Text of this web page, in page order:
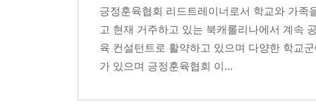
5장 해결책에 초점두기
문제해결 4단계 / 선택 돌림판 / 문제해결 테이블
6장 브레인스토밍과 역할극 초점두기
브레인스토밍 / 역할극 / 브레인스토밍과 역할극 :
긍정훈육협회 리드트레이너로서 학교와 가족
고 현재 거주하고 있는 북캐롤리나에서 계속
육 컨설턴트로 활약하고 있으며 다양한 학교
가 있으며 긍정훈육협회 이...